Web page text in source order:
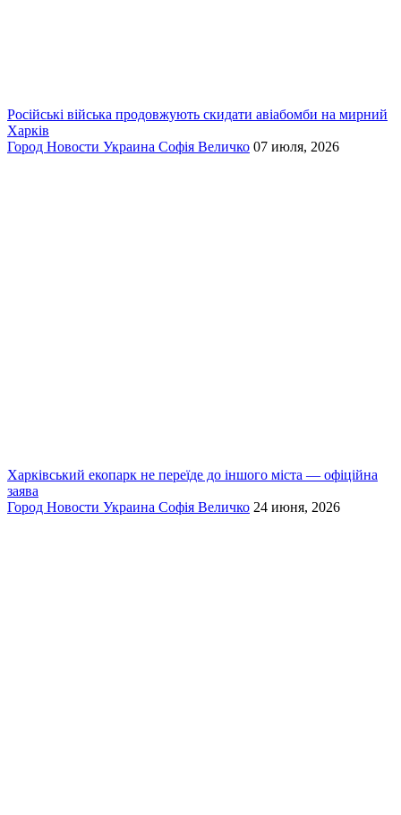
Російські війська продовжують скидати авіабомби на мирний
Харків
Город Новости Украина Софія Величко 07 июля, 2026
Харківський екопарк не переїде до іншого міста — офіційна
заява
Город Новости Украина Софія Величко 24 июня, 2026